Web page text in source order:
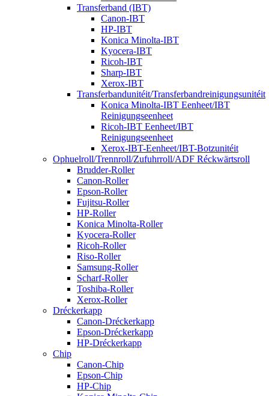
Transferband (IBT)
Canon-IBT
HP-IBT
Konica Minolta-IBT
Kyocera-IBT
Ricoh-IBT
Sharp-IBT
Xerox-IBT
Transferbandunitéit/Transferbandreinigungsunitéit
Konica Minolta-IBT Eenheet/IBT
Reinigungseenheet
Ricoh-IBT Eenheet/IBT
Reinigungseenheet
Xerox-IBT-Eenheet/IBT-Botzunitéit
Ophuelroll/Trennroll/Zufuhrroll/ADF Réckwärtsroll
Brudder-Roller
Canon-Roller
Epson-Roller
Fujitsu-Roller
HP-Roller
Konica Minolta-Roller
Kyocera-Roller
Ricoh-Roller
Riso-Roller
Samsung-Roller
Scharf-Roller
Toshiba-Roller
Xerox-Roller
Dréckerkapp
Canon-Dréckerkapp
Epson-Dréckerkapp
HP-Dréckerkapp
Chip
Canon-Chip
Epson-Chip
HP-Chip